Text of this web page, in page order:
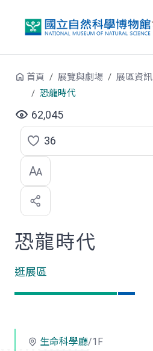
首頁 展覽與劇場 展區資訊
恐龍時代
62,045
點
選
喜
歡
36
恐龍時代
逛展區
生命科學廳/1F